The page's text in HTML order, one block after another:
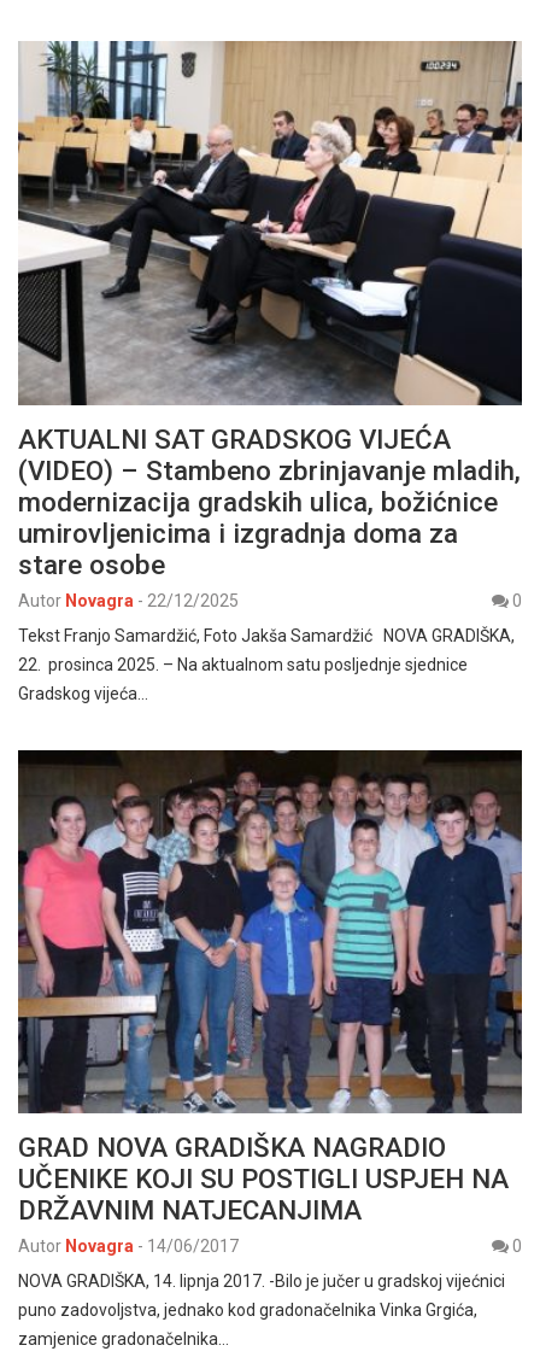
AKTUALNI SAT GRADSKOG VIJEĆA
(VIDEO) – Stambeno zbrinjavanje mladih,
modernizacija gradskih ulica, božićnice
umirovljenicima i izgradnja doma za
stare osobe
Autor Novagra - 22/12/2025
0
Tekst Franjo Samardžić, Foto Jakša Samardžić NOVA GRADIŠKA,
22. prosinca 2025. – Na aktualnom satu posljednje sjednice
Gradskog vijeća…
GRAD NOVA GRADIŠKA NAGRADIO
UČENIKE KOJI SU POSTIGLI USPJEH NA
DRŽAVNIM NATJECANJIMA
Autor Novagra - 14/06/2017
0
NOVA GRADIŠKA, 14. lipnja 2017. -Bilo je jučer u gradskoj vijećnici
puno zadovoljstva, jednako kod gradonačelnika Vinka Grgića,
zamjenice gradonačelnika…